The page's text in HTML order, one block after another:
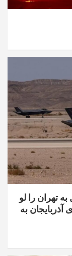
تهران را لو
آذربایجان به